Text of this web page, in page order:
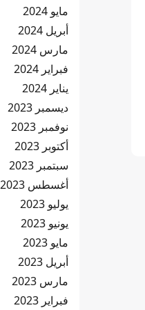
مايو 2024
أبريل 2024
مارس 2024
فبراير 2024
يناير 2024
ديسمبر 2023
نوفمبر 2023
أكتوبر 2023
سبتمبر 2023
أغسطس 2023
يوليو 2023
يونيو 2023
مايو 2023
أبريل 2023
مارس 2023
فبراير 2023